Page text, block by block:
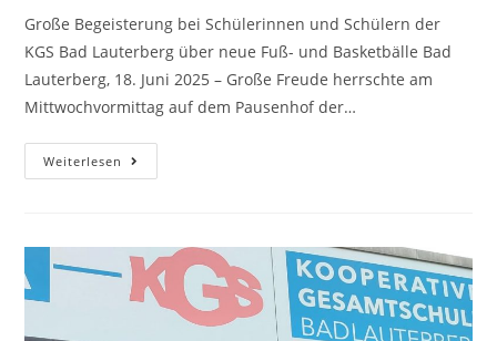
Große Begeisterung bei Schülerinnen und Schülern der
KGS Bad Lauterberg über neue Fuß- und Basketbälle Bad
Lauterberg, 18. Juni 2025 – Große Freude herrschte am
Mittwochvormittag auf dem Pausenhof der…
Weiterlesen